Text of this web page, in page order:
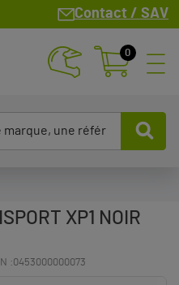
Contact / SAV
0
XP1 NOIR
:0453000000073